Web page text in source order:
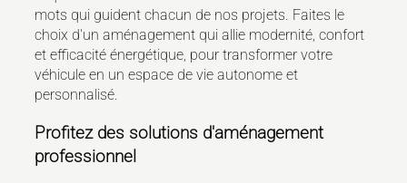
mots qui guident chacun de nos projets. Faites le
choix d'un aménagement qui allie modernité, confort
et efficacité énergétique, pour transformer votre
véhicule en un espace de vie autonome et
personnalisé.
Profitez des solutions d'aménagement
professionnel